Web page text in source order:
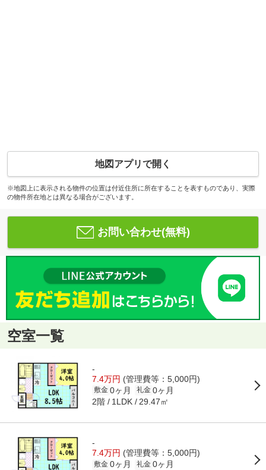
地図アプリで開く
※地図上に表示される物件の位置は付近住所に所在することを表すものであり、実際
の物件所在地とは異なる場合がございます。
お問い合わせ(無料)
空室一覧
-
7.4万円 (管理費等：5,000円)
敷金 0ヶ月 礼金 0ヶ月
2階 1LDK 29.47㎡
-
7.4万円 (管理費等：5,000円)
敷金 0ヶ月 礼金 0ヶ月